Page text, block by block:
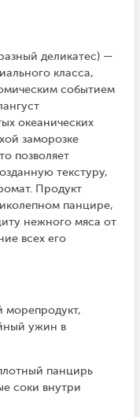
деликатес) —
класса,
событием
океанических
заморозке
позволяет
текстуру,
Продукт
панцире,
нежного мяса от
всех его
морепродукт,
ужин в
панцирь
соки внутри